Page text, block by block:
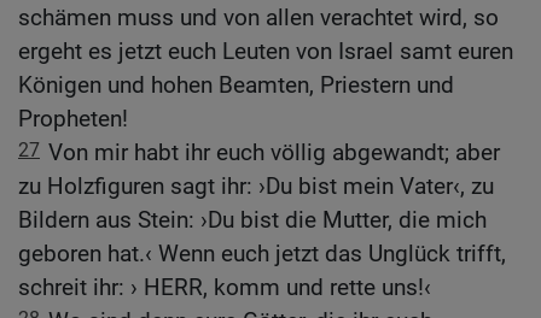
schämen muss und von allen verachtet wird, so
ergeht es jetzt euch Leuten von Israel samt euren
Königen und hohen Beamten, Priestern und
Propheten!
27 Von mir habt ihr euch völlig abgewandt; aber
zu Holzfiguren sagt ihr: ›Du bist mein Vater‹, zu
Bildern aus Stein: ›Du bist die Mutter, die mich
geboren hat.‹ Wenn euch jetzt das Unglück trifft,
schreit ihr: › HERR, komm und rette uns!‹